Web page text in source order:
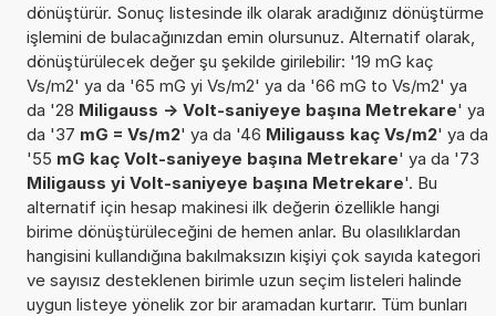
dönüştürür. Sonuç listesinde ilk olarak aradığınız dönüştürme
işlemini de bulacağınızdan emin olursunuz. Alternatif olarak,
dönüştürülecek değer şu şekilde girilebilir: '19 mG kaç
Vs/m2' ya da '65 mG yi Vs/m2' ya da '66 mG to Vs/m2' ya
da '28 Miligauss -> Volt-saniyeye başına Metrekare' ya
da '37 mG = Vs/m2' ya da '46 Miligauss kaç Vs/m2' ya da
'55 mG kaç Volt-saniyeye başına Metrekare' ya da '73
Miligauss yi Volt-saniyeye başına Metrekare'. Bu
alternatif için hesap makinesi ilk değerin özellikle hangi
birime dönüştürüleceğini de hemen anlar. Bu olasılıklardan
hangisini kullandığına bakılmaksızın kişiyi çok sayıda kategori
ve sayısız desteklenen birimle uzun seçim listeleri halinde
uygun listeye yönelik zor bir aramadan kurtarır. Tüm bunları